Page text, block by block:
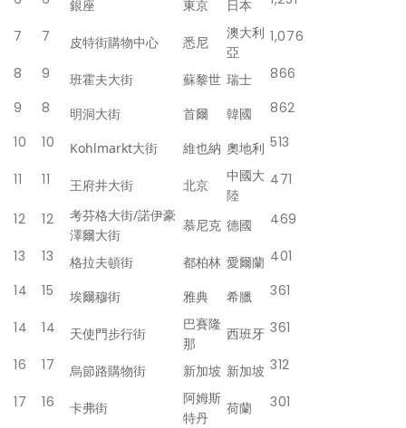
銀座 東京 日本
7 7 皮特街購物中心 悉尼
澳大利
亞
1,076
8 9 班霍夫大街 蘇黎世 瑞士
866
9
8 明洞大街 首爾 韓國
862
10
10 Kohlmarkt大街 維也納 奧地利 513
11 11 王府井大街 北京
中國大
陸
471
12 12
考芬格大街/諾伊豪
澤爾大街
慕尼克 德國 469
13 13 格拉夫頓街 都柏林 愛爾蘭 401
14
15 埃爾穆街 雅典 希臘 361
14 14 天使門步行街
巴賽隆
那
西班牙 361
16 17 烏節路購物街 新加坡 新加坡 312
17 16 卡弗街
阿姆斯
特丹
荷蘭 301